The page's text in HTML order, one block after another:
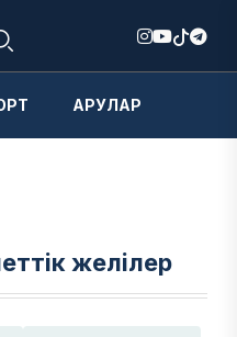
АРУЛАР
желілер